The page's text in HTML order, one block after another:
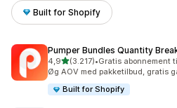
Built for Shopify
Pumper Bundles Quantity
4,9ud af 5 stjerner
(3.217)
3217 anmeldelser i alt
•Gratis abonnement
Øg AOV med pakketilbud, gratis
Built for Shopify